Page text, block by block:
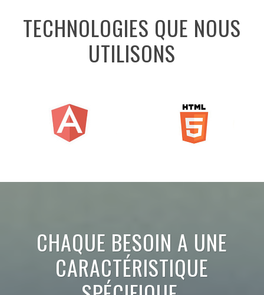
TECHNOLOGIES QUE NOUS
UTILISONS
CHAQUE BESOIN A UNE
CARACTÉRISTIQUE